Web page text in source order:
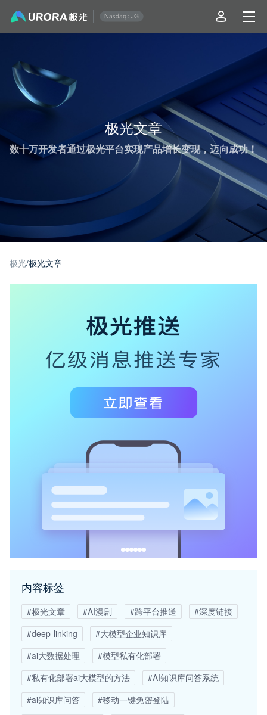
极光推送运营技术干货 - 第 19 页
极光文章
数十万开发者通过极光平台实现产品增长变现，迈向成功！
极光/极光文章
内容标签
#极光文章 #AI漫剧 #跨平台推送
#深度链接
#deep linking
#大模型企业知识库
#ai大数据处理
#模型私有化部署
#私有化部署ai大模型的方法
#AI知识库问答系统
#ai知识库问答
#移动一键免密登陆